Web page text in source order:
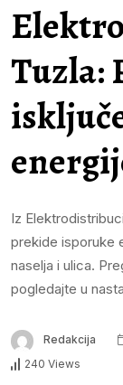
Tuzla:
Iz
prekide isporuke
naselja i ulica.
pogledajte u
Redakcija
240 Views